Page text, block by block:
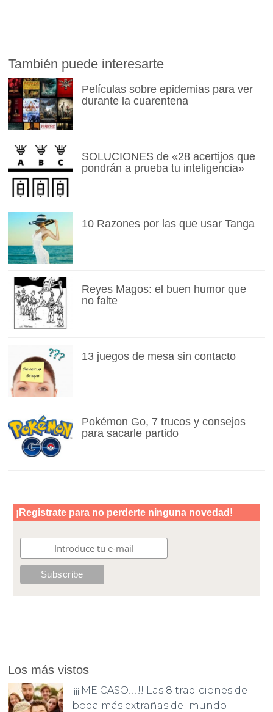
También puede interesarte
Películas sobre epidemias para ver
durante la cuarentena
SOLUCIONES de «28 acertijos que
pondrán a prueba tu inteligencia»
10 Razones por las que usar Tanga
Reyes Magos: el buen humor que
no falte
13 juegos de mesa sin contacto
Pokémon Go, 7 trucos y consejos
para sacarle partido
Los más vistos
¡¡¡¡¡ME CASO!!!!! Las 8 tradiciones de
boda más extrañas del mundo